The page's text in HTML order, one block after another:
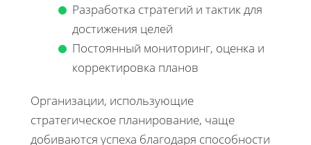
Разработка стратегий и тактик для
достижения целей
Постоянный мониторинг, оценка и
корректировка планов
Организации, использующие
стратегическое планирование, чаще
добиваются успеха благодаря способности